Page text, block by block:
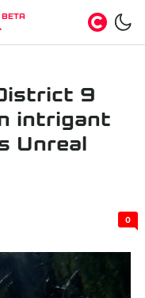
BETA
9
intrigant
Unreal
0